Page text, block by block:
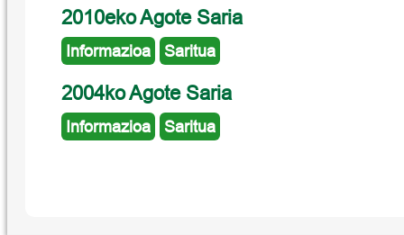
2010eko Agote Saria
Informazioa Saritua
2004ko Agote Saria
Informazioa Saritua